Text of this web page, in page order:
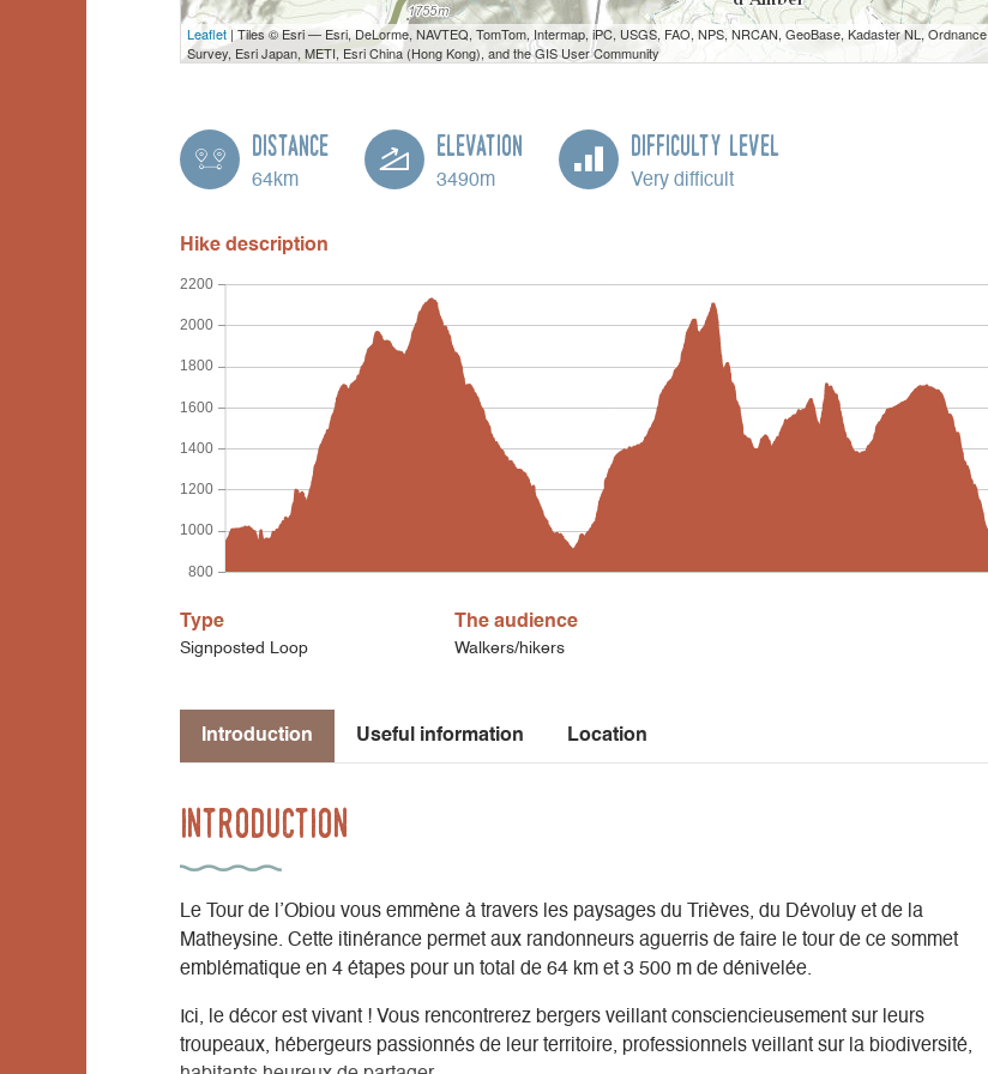
Leaflet | Tiles © Esri — Esri, DeLorme, NAVTEQ, TomTom, Intermap, iPC, USGS, FAO, NPS, NRCAN, GeoBase, Kadaster NL, Ordnance
Survey, Esri Japan, METI, Esri China (Hong Kong), and the GIS User Community
Distance
64km
Elevation
3490m
Difficulty Level
Very difficult
Hike description
800
1000
1200
1400
1600
1800
2000
2200
Type
Signposted Loop
The audience
Walkers/hikers
Introduction Useful information Location
Introduction
Le Tour de l’Obiou vous emmène à travers les paysages du Trièves, du Dévoluy et de la
Matheysine. Cette itinérance permet aux randonneurs aguerris de faire le tour de ce sommet
emblématique en 4 étapes pour un total de 64 km et 3 500 m de dénivelée.
Ici, le décor est vivant ! Vous rencontrerez bergers veillant consciencieusement sur leurs
troupeaux, hébergeurs passionnés de leur territoire, professionnels veillant sur la biodiversité,